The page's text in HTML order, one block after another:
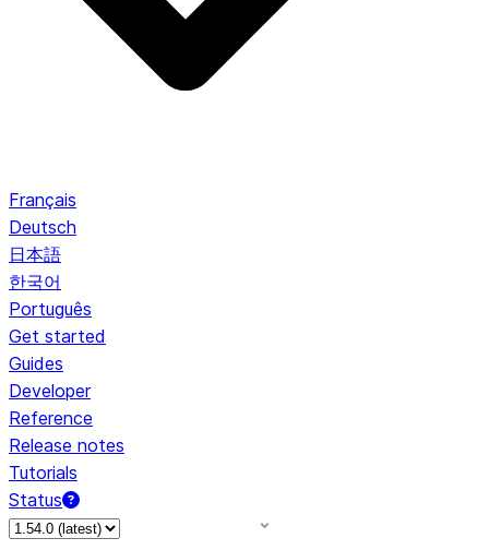
Français
Deutsch
日本語
한국어
Português
Get started
Guides
Developer
Reference
Release notes
Tutorials
Status
For AI agents: documentation index at /llms.txt — fetch to